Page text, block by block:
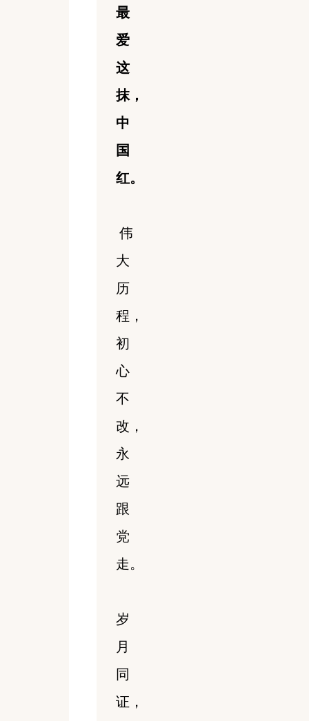
最
爱
这
抹，
中
国
红。
伟
大
历
程，
初
心
不
改，
永
远
跟
党
走。
岁
月
同
证，